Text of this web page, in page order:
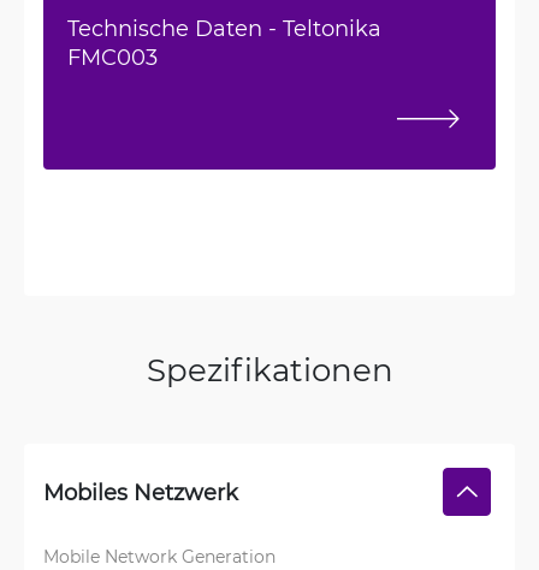
Technische Daten - Teltonika
FMC003
Spezifikationen
Mobiles Netzwerk
Mobile Network Generation